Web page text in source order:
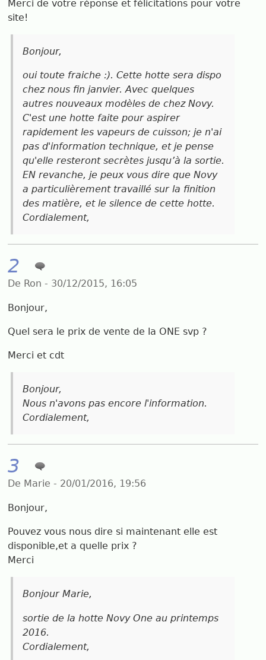
Merci de votre réponse et félicitations pour votre
site!
Bonjour,
oui toute fraiche :). Cette hotte sera dispo
chez nous fin janvier. Avec quelques
autres nouveaux modèles de chez Novy.
C'est une hotte faite pour aspirer
rapidement les vapeurs de cuisson; je n'ai
pas d'information technique, et je pense
qu'elle resteront secrètes jusqu’à la sortie.
EN revanche, je peux vous dire que Novy
a particulièrement travaillé sur la finition
des matière, et le silence de cette hotte.
Cordialement,
2
De Ron - 30/12/2015, 16:05
Bonjour,
Quel sera le prix de vente de la ONE svp ?
Merci et cdt
Bonjour,
Nous n'avons pas encore l'information.
Cordialement,
3
De Marie - 20/01/2016, 19:56
Bonjour,
Pouvez vous nous dire si maintenant elle est
disponible,et a quelle prix ?
Merci
Bonjour Marie,
sortie de la hotte Novy One au printemps
2016.
Cordialement,